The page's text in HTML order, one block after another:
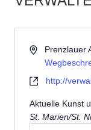
AdressePrenzlauer
Webseite
http://
Aktuelle Kunst
St. Marien/St.